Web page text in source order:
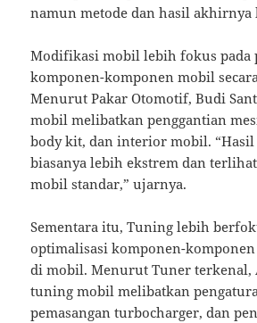
namun metode dan hasil akhirnya
Modifikasi mobil lebih fokus pada
komponen-komponen mobil
Menurut Pakar Otomotif, Budi
mobil melibatkan penggantian
body kit, dan interior mobil.
biasanya lebih ekstrem dan
mobil standar,” ujarnya.
Sementara itu, Tuning lebih
optimalisasi komponen-komponen
di mobil. Menurut Tuner terkenal,
tuning mobil melibatkan
pemasangan turbocharger, dan